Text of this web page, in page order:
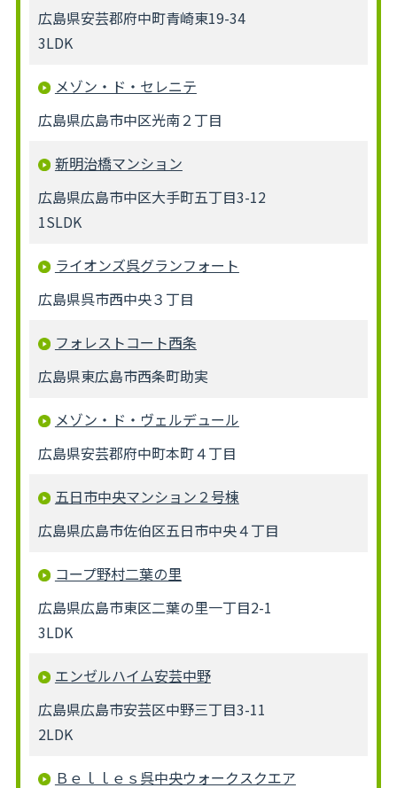
広島県安芸郡府中町青崎東19-34
3LDK
メゾン・ド・セレニテ
広島県広島市中区光南２丁目
新明治橋マンション
広島県広島市中区大手町五丁目3-12
1SLDK
ライオンズ呉グランフォート
広島県呉市西中央３丁目
フォレストコート西条
広島県東広島市西条町助実
メゾン・ド・ヴェルデュール
広島県安芸郡府中町本町４丁目
五日市中央マンション２号棟
広島県広島市佐伯区五日市中央４丁目
コープ野村二葉の里
広島県広島市東区二葉の里一丁目2-1
3LDK
エンゼルハイム安芸中野
広島県広島市安芸区中野三丁目3-11
2LDK
Ｂｅｌｌｅｓ呉中央ウォークスクエア